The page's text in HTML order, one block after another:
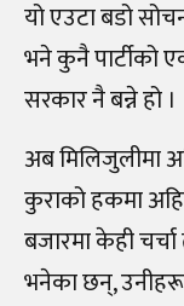
यो एउटा बडो
भने कुनै पार्टीको
सरकार नै बन्ने हो ।
अब मिलिजुलीमा
कुराको हकमा
बजारमा केही
भनेका छन्,